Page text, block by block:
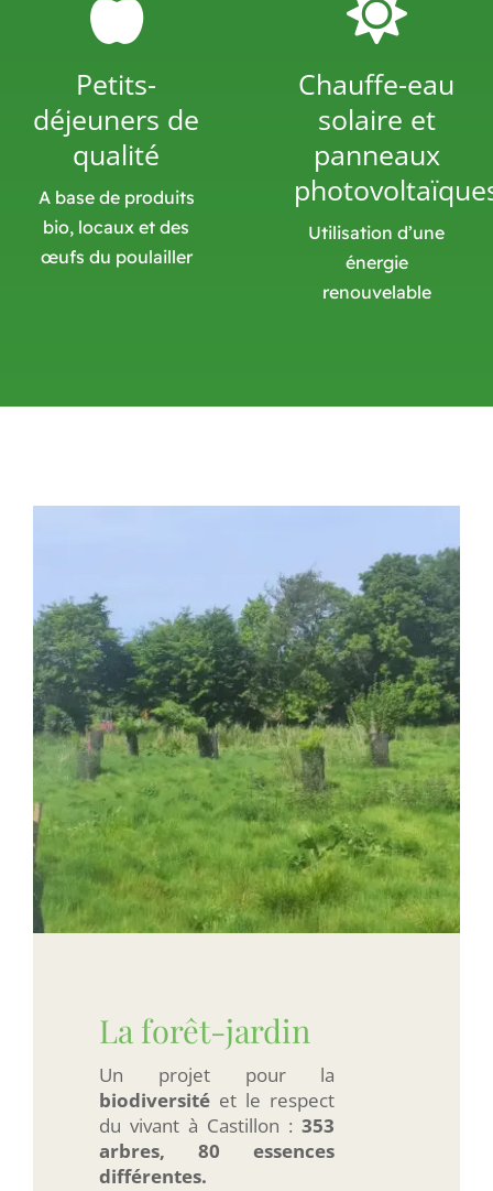
Petits-
déjeuners de
qualité
A base de produits
bio, locaux et des
œufs du poulailler
Chauffe-eau
solaire et
panneaux
Utilisation d’une
énergie
renouvelable
La forêt-jardin
Un projet pour la
biodiversité et le respect
du vivant à Castillon : 353
arbres, 80 essences
différentes.